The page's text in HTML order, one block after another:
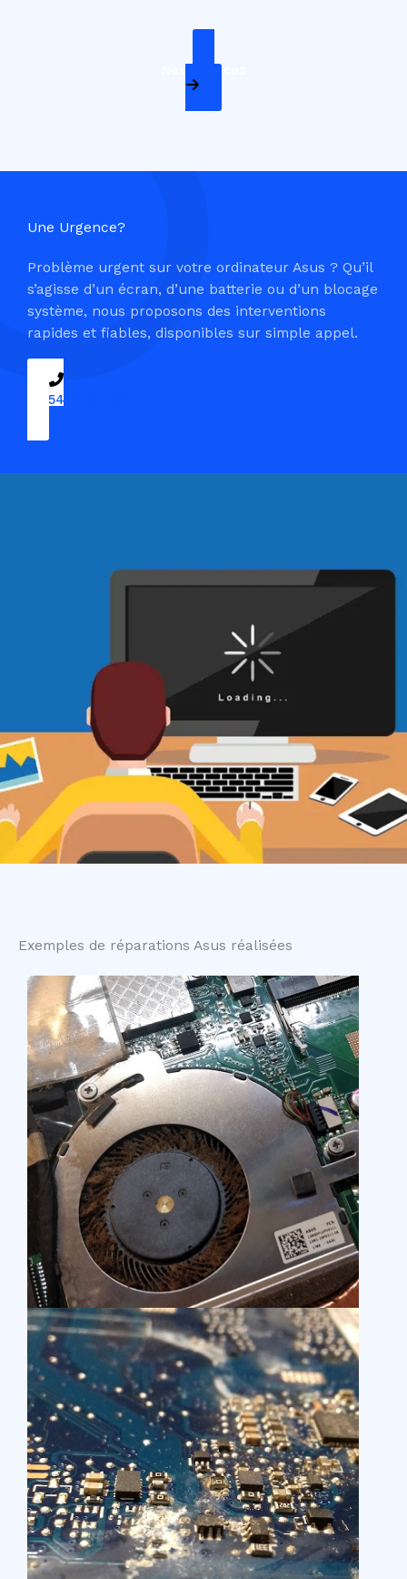
Nos Services
Une Urgence?
Problème urgent sur votre ordinateur Asus ? Qu’il
s’agisse d’un écran, d’une batterie ou d’un blocage
système, nous proposons des interventions
rapides et fiables, disponibles sur simple appel.
09 54 37 04 03
Exemples de réparations Asus réalisées